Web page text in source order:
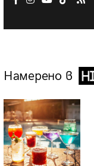
Намерено в